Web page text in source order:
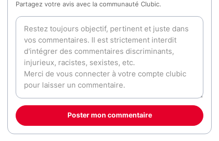
Partagez votre avis avec la communauté Clubic.
Poster mon commentaire